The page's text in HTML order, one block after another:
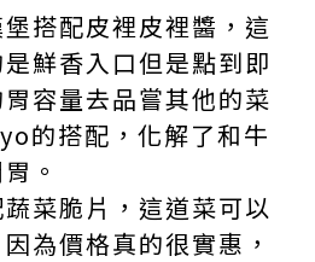
搭配皮裡皮裡醬，這
鮮香入口但是點到即
容量去品嘗其他的菜
的搭配，化解了和牛
。
菜脆片，這道菜可以
為價格真的很實惠，